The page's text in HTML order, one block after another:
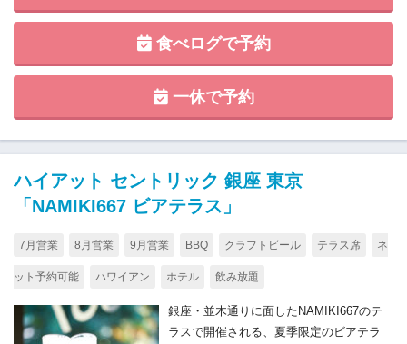
食べログで予約
一休で予約
ハイアット セントリック 銀座 東京
「NAMIKI667 ビアテラス」
7月営業 8月営業 9月営業 BBQ クラフトビール テラス席 ネ
ット予約可能 ハワイアン ホテル 飲み放題
銀座・並木通りに面したNAMIKI667のテ
ラスで開催される、夏季限定のビアテラ